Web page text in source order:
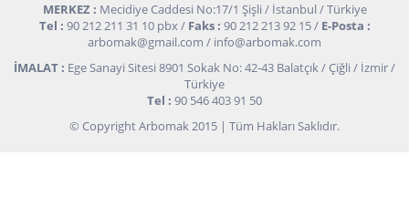
MERKEZ : Mecidiye Caddesi No:17/1 Şişli / İstanbul / Türkiye
Tel : 90 212 211 31 10 pbx / Faks : 90 212 213 92 15 / E-Posta :
arbomak@gmail.com / info@arbomak.com
İMALAT : Ege Sanayi Sitesi 8901 Sokak No: 42-43 Balatçık / Çiğli / İzmir /
Türkiye
Tel : 90 546 403 91 50
© Copyright Arbomak 2015 | Tüm Hakları Saklıdır.